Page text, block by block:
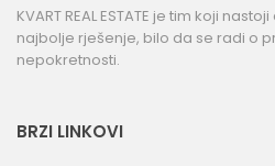
KVART REAL ESTATE je tim koji
najbolje rješenje, bilo da se radi o
nepokretnosti.
BRZI LINKOVI